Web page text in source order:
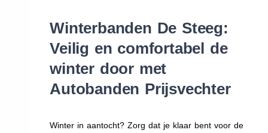
Winterbanden De Steeg:
Veilig en comfortabel de
winter door met
Autobanden Prijsvechter
Winter in aantocht? Zorg dat je klaar bent voor de